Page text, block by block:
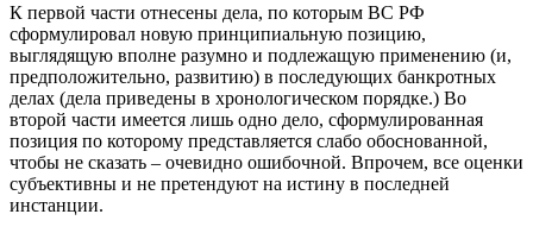
К первой части отнесены дела, по которым ВС РФ
сформулировал новую принципиальную позицию,
выглядящую вполне разумно и подлежащую применению (и,
предположительно, развитию) в последующих банкротных
делах (дела приведены в хронологическом порядке.) Во
второй части имеется лишь одно дело, сформулированная
позиция по которому представляется слабо обоснованной,
чтобы не сказать – очевидно ошибочной. Впрочем, все оценки
субъективны и не претендуют на истину в последней
инстанции.